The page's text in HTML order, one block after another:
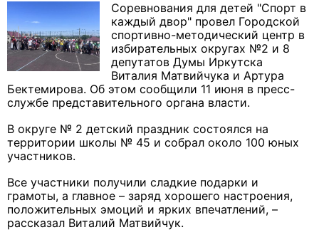
Соревнования для детей "Спорт в
каждый двор" провел Городской
спортивно-методический центр в
избирательных округах №2 и 8
депутатов Думы Иркутска
Виталия Матвийчука и Артура
Бектемирова. Об этом сообщили 11 июня в пресс-
службе представительного органа власти.
В округе № 2 детский праздник состоялся на
территории школы № 45 и собрал около 100 юных
участников.
Все участники получили сладкие подарки и
грамоты, а главное – заряд хорошего настроения,
положительных эмоций и ярких впечатлений, –
рассказал Виталий Матвийчук.